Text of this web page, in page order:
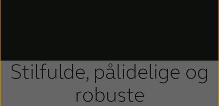
Stilfulde, pålidelige og
robuste